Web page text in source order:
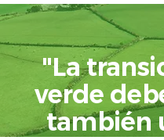
"La
verde
también